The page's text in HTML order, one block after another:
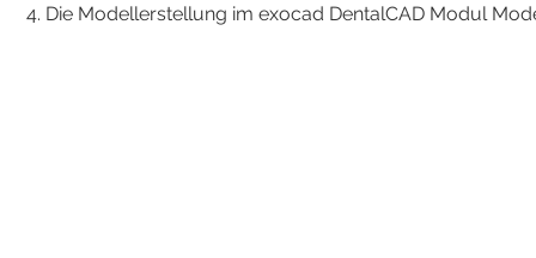
4. Die Modellerstellung im exocad DentalCAD Modul